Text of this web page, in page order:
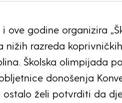
godine organizira
razreda
Školska olimpijada
donošenja
ostalo želi potvrditi da